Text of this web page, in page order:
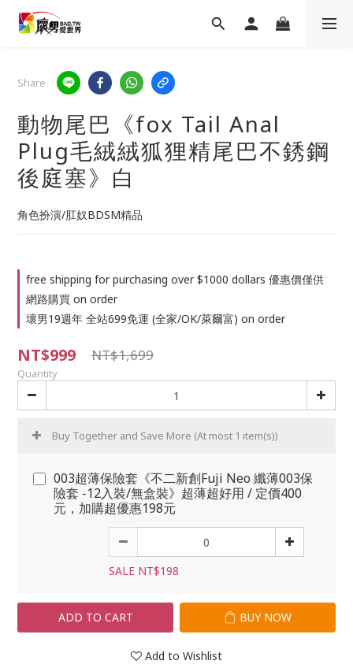
Share
動物尾巴《fox Tail Anal
Plug毛絨絨狐狸精尾巴不銹鋼
後庭塞》白
角色扮演/肛奴BDSM精品
free shipping for purchasing over $1000 dollars 優惠價僅供
網路購買 on order
壞男19週年 全站699免運 (全家/OK/萊爾富) on order
NT$999 NT$1,699
Quantity
Buy Together and Save More (At most 1 item(s))
003超薄保險套《不二新創Fuji Neo 纖薄003保
險套 -12入裝/無盒裝》超薄超好用 / 定價400
元，加購超優惠198元
SALE NT$198
ADD TO CART BUY NOW
Add to Wishlist